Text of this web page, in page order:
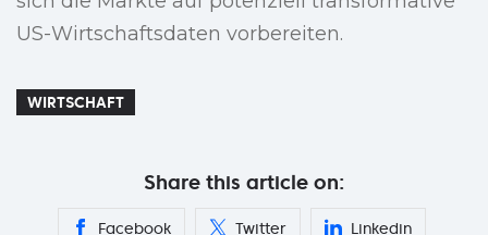
US-Wirtschaftsdaten vorbereiten.
WIRTSCHAFT
Share this article on:
Facebook Twitter Linkedin